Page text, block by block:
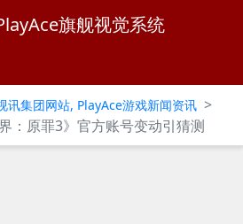
旗舰视觉系统
讯集团网站, PlayAce游戏新闻资讯 >
：原罪3》官方账号变动引猜测